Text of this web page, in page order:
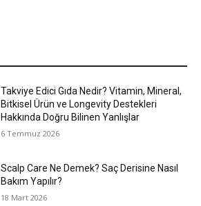
Takviye Edici Gıda Nedir? Vitamin, Mineral,
Bitkisel Ürün ve Longevity Destekleri
Hakkında Doğru Bilinen Yanlışlar
6 Temmuz 2026
Scalp Care Ne Demek? Saç Derisine Nasıl
Bakım Yapılır?
18 Mart 2026